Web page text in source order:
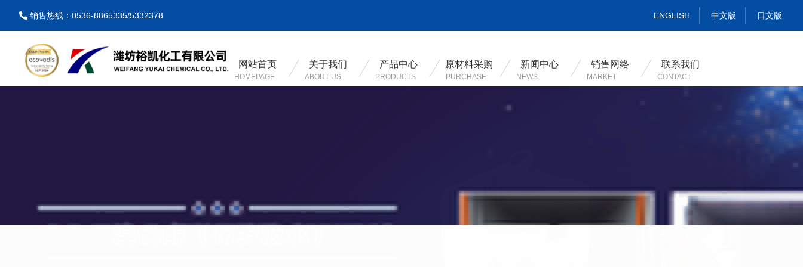
销售热线：0536-8865335/5332378 ENGLISH 中文版 日文版
网站首页
HOMEPAGE
关于我们
ABOUT US
产品中心
PRODUCTS
原材料采购
PURCHASE
新闻中心
NEWS
销售网络
MARKET
联系我们
CONTACT